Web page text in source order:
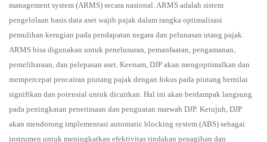
management system (ARMS) secara nasional. ARMS adalah sistem
pengelolaan basis data aset wajib pajak dalam rangka optimalisasi
pemulihan kerugian pada pendapatan negara dan pelunasan utang pajak.
ARMS bisa digunakan untuk penelusuran, pemanfaatan, pengamanan,
pemeliharaan, dan pelepasan aset. Keenam, DJP akan mengoptimalkan dan
mempercepat pencairan piutang pajak dengan fokus pada piutang bernilai
signifikan dan potensial untuk dicairkan. Hal ini akan berdampak langsung
pada peningkatan penerimaan dan penguatan marwah DJP. Ketujuh, DJP
akan mendorong implementasi automatic blocking system (ABS) sebagai
instrumen untuk meningkatkan efektivitas tindakan penagihan dan